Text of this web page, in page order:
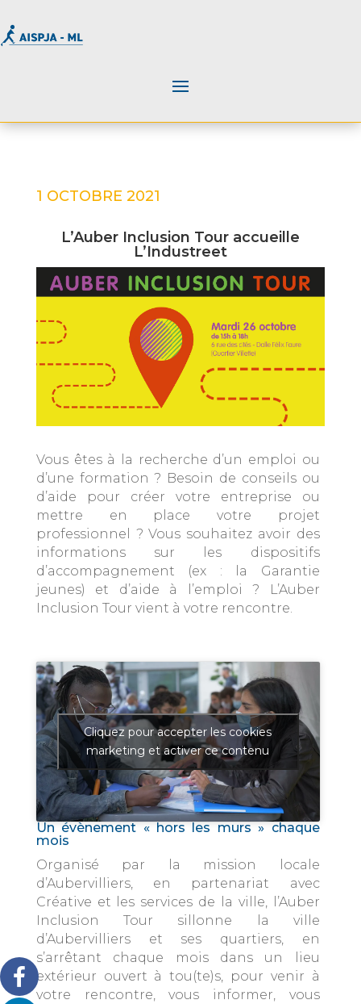
1 OCTOBRE 2021
L’Auber Inclusion Tour accueille
L’Industreet
Vous êtes à la recherche d’un emploi ou
d’une formation ? Besoin de conseils ou
d’aide pour créer votre entreprise ou
mettre en place votre projet
professionnel ? Vous souhaitez avoir des
informations sur les dispositifs
d’accompagnement (ex : la Garantie
jeunes) et d’aide à l’emploi ? L’Auber
Inclusion Tour vient à votre rencontre.
Cliquez pour accepter les cookies
marketing et activer ce contenu
Un évènement « hors les murs » chaque
mois
Organisé par la mission locale
d’Aubervilliers, en partenariat avec
Créative et les services de la ville, l’Auber
Inclusion Tour sillonne la ville
d’Aubervilliers et ses quartiers, en
s’arrêtant chaque mois dans un lieu
extérieur ouvert à tou(te)s, pour venir à
votre rencontre, vous informer, vous